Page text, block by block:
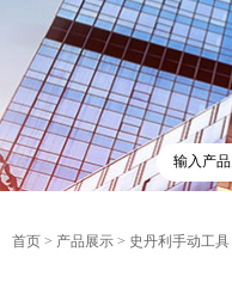
首页 > 产品展示 > 史丹利手动工具